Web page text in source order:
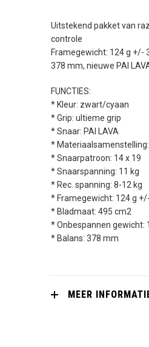
Uitstekend pakket van
controle
Framegewicht: 124 g +/-
378 mm, nieuwe PAI
FUNCTIES:
* Kleur: zwart/cyaan
* Grip: ultieme grip
* Snaar: PAI LAVA
*
* Snaarpatroon: 14 x 19
* Snaarspanning: 11 kg
* Rec. spanning: 8-12 kg
* Framegewicht: 124 g
* Bladmaat: 495 cm2
* Onbespannen gewicht:
* Balans: 378 mm
MEER